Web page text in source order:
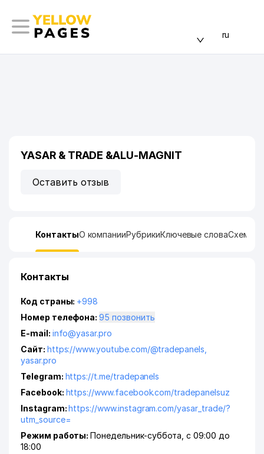
ru
YASAR & TRADE &ALU-MAGNIT
Оставить отзыв
КонтактыО компанииРубрикиКлючевые словаСхема
Контакты
Код страны: +998
Номер телефона:
95 позвонить
E-mail: info@yasar.pro
Сайт: https://www.youtube.com/@tradepanels
yasar.pro
Telegram: https://t.me/tradepanels
Facebook: https://www.facebook.com/tradepanelsuz
Instagram:https://www.instagram.com/yasar_trade/?
utm_source=
Режим работы:Понедельник-суббота, с 09:00 до
18:00